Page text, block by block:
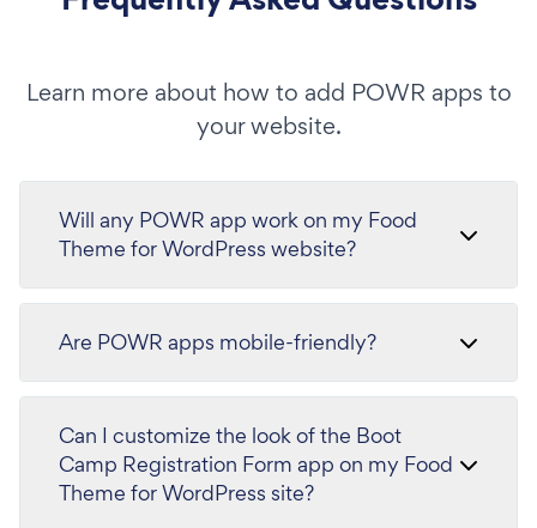
Learn more about how to add POWR apps to
your website.
Will any POWR app work on my Food
Theme for WordPress website?
Are POWR apps mobile-friendly?
Can I customize the look of the Boot
Camp Registration Form app on my Food
Theme for WordPress site?